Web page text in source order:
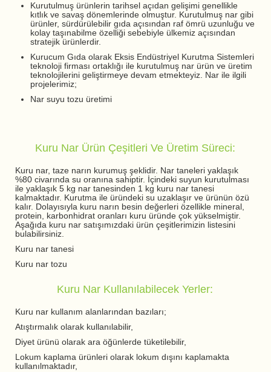
Kurutulmuş ürünlerin tarihsel açıdan gelişimi genellikle
kıtlık ve savaş dönemlerinde olmuştur. Kurutulmuş nar gibi
ürünler, sürdürülebilir gıda açısından raf ömrü uzunluğu ve
kolay taşınabilme özelliği sebebiyle ülkemiz açısından
stratejik ürünlerdir.
Kurucum Gıda olarak Eksis Endüstriyel Kurutma Sistemleri
teknoloji firması ortaklığı ile kurutulmuş nar ürün ve üretim
teknolojilerini geliştirmeye devam etmekteyiz. Nar ile ilgili
projelerimiz;
Nar suyu tozu üretimi
Kuru Nar Ürün Çeşitleri Ve Üretim Süreci:
Kuru nar, taze narın kurumuş şeklidir. Nar taneleri yaklaşık
%80 civarında su oranına sahiptir. İçindeki suyun kurutulması
ile yaklaşık 5 kg nar tanesinden 1 kg kuru nar tanesi
kalmaktadır. Kurutma ile üründeki su uzaklaşır ve ürünün özü
kalır. Dolayısıyla kuru narın besin değerleri özellikle mineral,
protein, karbonhidrat oranları kuru üründe çok yükselmiştir.
Aşağıda kuru nar satışımızdaki ürün çeşitlerimizin listesini
bulabilirsiniz.
Kuru nar tanesi
Kuru nar tozu
Kuru Nar Kullanılabilecek Yerler:
Kuru nar kullanım alanlarından bazıları;
Atıştırmalık olarak kullanılabilir,
Diyet ürünü olarak ara öğünlerde tüketilebilir,
Lokum kaplama ürünleri olarak lokum dışını kaplamakta
kullanılmaktadır,